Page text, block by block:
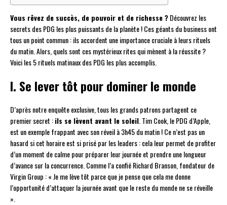
Vous rêvez de succès, de pouvoir et de richesse ?Découvrez les
secrets des PDG les plus puissants de la planète ! Ces géants du business ont
tous un point commun : ils accordent une importance cruciale à leurs rituels
du matin. Alors, quels sont ces mystérieux rites qui mènent à la réussite ?
Voici les 5 rituels matinaux des PDG les plus accomplis.
I. Se lever tôt pour dominer le monde
D’après notre enquête exclusive, tous les grands patrons partagent ce
premier secret :ils se lèvent avant le soleil. Tim Cook, le PDG d’Apple,
est un exemple frappant avec son réveil à 3h45 du matin ! Ce n’est pas un
hasard si cet horaire est si prisé par les leaders : cela leur permet de profiter
d’un moment de calme pour préparer leur journée et prendre une longueur
d’avance sur la concurrence. Comme l’a confié Richard Branson, fondateur de
Virgin Group : « Je me lève tôt parce que je pense que cela me donne
l’opportunité d’attaquer la journée avant que le reste du monde ne se réveille
».